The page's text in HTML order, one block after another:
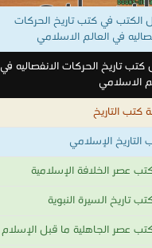
الكتب في كتب تاريخ الحركات
في العالم الاسلامي
تاريخ الحركات الانفصاليه في
الاسلامي
كتب التاريخ
التاريخ الإسلامي
عصر الخلافة الإسلامية
تاريخ السيرة النبوية
عصر الجاهلية ما قبل الإسلام